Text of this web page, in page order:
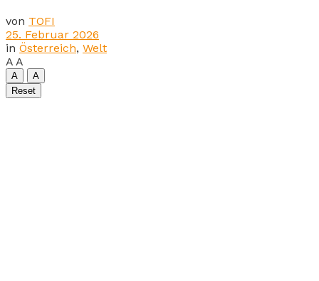
von TOFI
25. Februar 2026
in Österreich, Welt
A A
A
A
Reset